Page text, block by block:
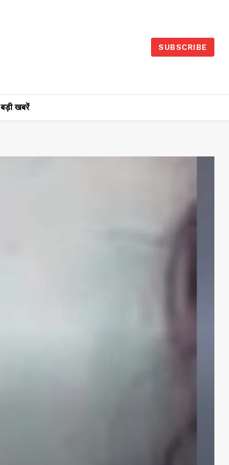
SUBSCRIBE
बड़ी खबरें